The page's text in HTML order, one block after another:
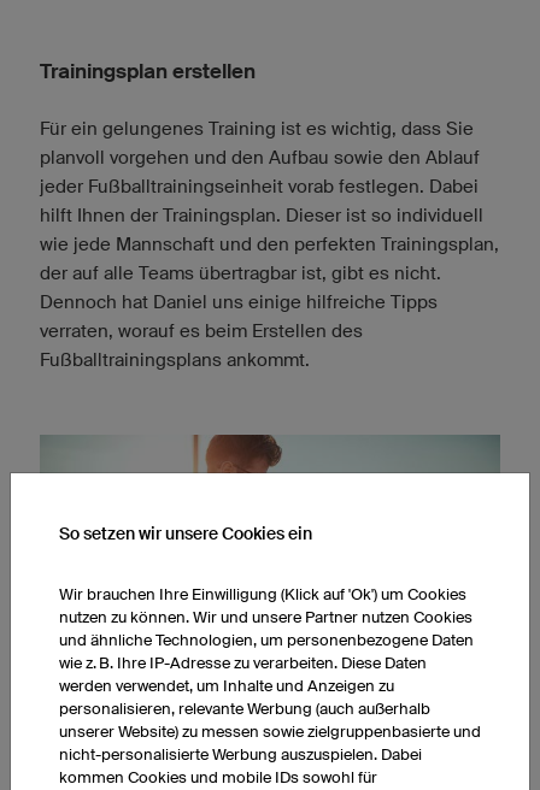
Trainingsplan erstellen
Für ein gelungenes Training ist es wichtig, dass Sie
planvoll vorgehen und den Aufbau sowie den Ablauf
jeder Fußballtrainingseinheit vorab festlegen. Dabei
hilft Ihnen der Trainingsplan. Dieser ist so individuell
wie jede Mannschaft und den perfekten Trainingsplan,
der auf alle Teams übertragbar ist, gibt es nicht.
Dennoch hat Daniel uns einige hilfreiche Tipps
verraten, worauf es beim Erstellen des
Fußballtrainingsplans ankommt.
OB AUF DEM IPAD ODER PAPIER: EIN DURCHDACHTER TRAININGSPLAN
So setzen wir unsere Cookies ein
Wir brauchen Ihre Einwilligung (Klick auf 'Ok') um Cookies
nutzen zu können. Wir und unsere Partner nutzen Cookies
und ähnliche Technologien, um personenbezogene Daten
wie z. B. Ihre IP-Adresse zu verarbeiten. Diese Daten
werden verwendet, um Inhalte und Anzeigen zu
personalisieren, relevante Werbung (auch außerhalb
unserer Website) zu messen sowie zielgruppenbasierte und
nicht-personalisierte Werbung auszuspielen. Dabei
kommen Cookies und mobile IDs sowohl für